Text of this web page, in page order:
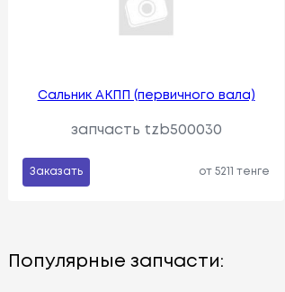
Сальник АКПП (первичного вала)
запчасть tzb500030
Заказать от 5211 тенге
Популярные запчасти: